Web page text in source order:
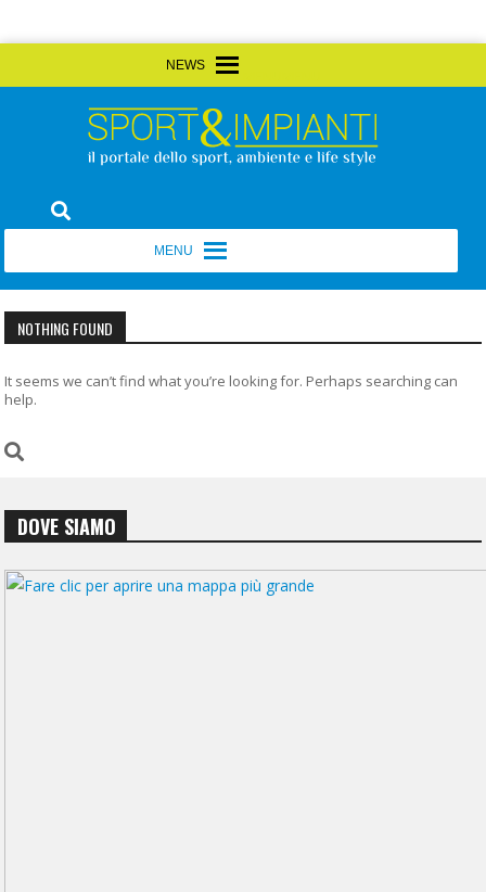
to
Sport&Impianti
NOTHING FOUND
It seems we can’t find what you’re looking for. Perhaps searching can
help.
DOVE SIAMO